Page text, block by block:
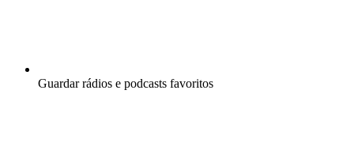
Guardar rádios e podcasts favoritos